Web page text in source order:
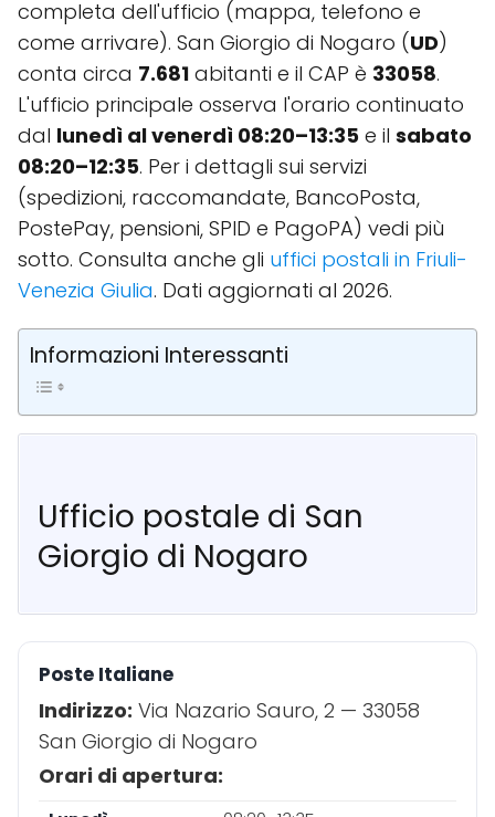
completa dell'ufficio (mappa, telefono e
come arrivare). San Giorgio di Nogaro (UD)
conta circa 7.681 abitanti e il CAP è 33058.
L'ufficio principale osserva l'orario continuato
dal lunedì al venerdì 08:20–13:35 e il sabato
08:20–12:35. Per i dettagli sui servizi
(spedizioni, raccomandate, BancoPosta,
PostePay, pensioni, SPID e PagoPA) vedi più
sotto. Consulta anche gli uffici postali in Friuli-
Venezia Giulia. Dati aggiornati al 2026.
Informazioni Interessanti
Ufficio postale di San
Giorgio di Nogaro
Poste Italiane
Indirizzo: Via Nazario Sauro, 2 — 33058
San Giorgio di Nogaro
Orari di apertura: